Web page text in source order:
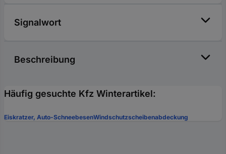
Signalwort
Beschreibung
Häufig gesuchte Kfz Winterartikel:
Eiskratzer, Auto-SchneebesenWindschutzscheibenabdeckung